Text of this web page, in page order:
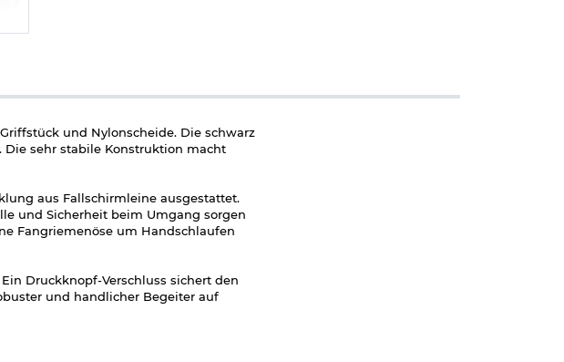
und Nylonscheide. Die schwarz
Die sehr stabile Konstruktion macht
aus Fallschirmleine ausgestattet.
und Sicherheit beim Umgang sorgen
Fangriemenöse um Handschlaufen
Druckknopf-Verschluss sichert den
und handlicher Begeiter auf